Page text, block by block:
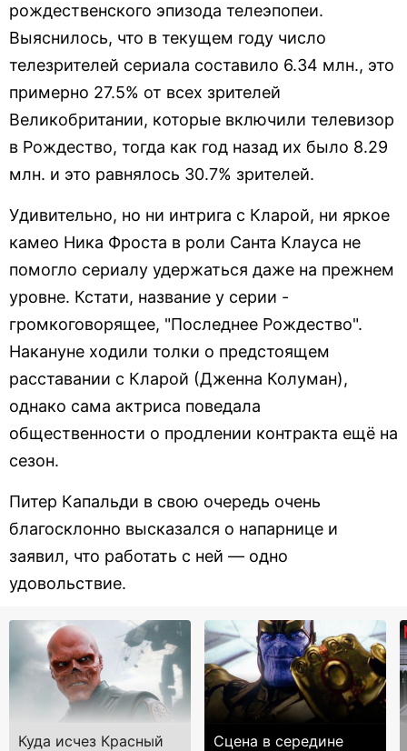
рождественского эпизода телеэпопеи.
Выяснилось, что в текущем году число
телезрителей сериала составило 6.34 млн., это
примерно 27.5% от всех зрителей
Великобритании, которые включили телевизор
в Рождество, тогда как год назад их было 8.29
млн. и это равнялось 30.7% зрителей.
Удивительно, но ни интрига с Кларой, ни яркое
камео Ника Фроста в роли Санта Клауса не
помогло сериалу удержаться даже на прежнем
уровне. Кстати, название у серии -
громкоговорящее, "Последнее Рождество".
Накануне ходили толки о предстоящем
расставании с Кларой (Дженна Колуман),
однако сама актриса поведала
общественности о продлении контракта ещё на
сезон.
Питер Капальди в свою очередь очень
благосклонно высказался о напарнице и
заявил, что работать с ней — одно
удовольствие.
Куда исчез Красный
Сцена в середине